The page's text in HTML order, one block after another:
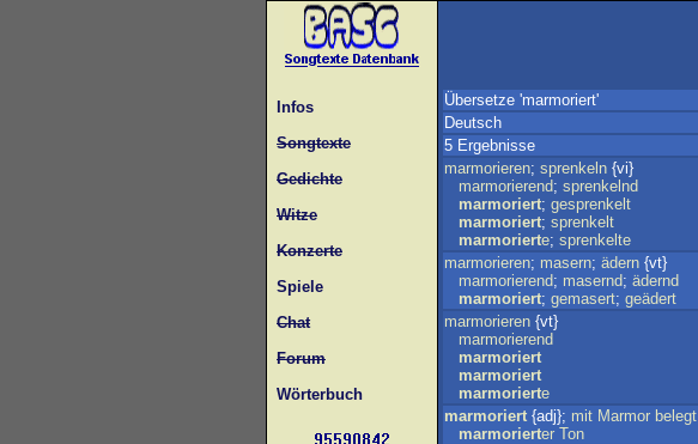
Infos
Songtexte
Gedichte
Witze
Konzerte
Spiele
Chat
Forum
Wörterbuch
Übersetze 'marmoriert'
Deutsch
5 Ergebnisse
marmorieren; sprenkeln {vi}
marmorierend; sprenkelnd
marmoriert; gesprenkelt
marmoriert; sprenkelt
marmorierte; sprenkelte
marmorieren; masern; ädern {vt}
marmorierend; masernd; ädernd
marmoriert; gemasert; geädert
marmorieren {vt}
marmorierend
marmoriert
marmoriert
marmorierte
marmoriert {adj}; mit Marmor belegt
marmorierter Ton